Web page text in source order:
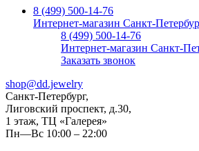
8 (499) 500-14-76
Интернет-магазин Санкт-
8 (499) 500-14-76
Интернет-магазин Санкт-
Заказать звонок
shop@dd.jewelry
Санкт-Петербург,
Лиговский проспект, д.30,
1 этаж, ТЦ «Галерея»
Пн—Вс 10:00 – 22:00